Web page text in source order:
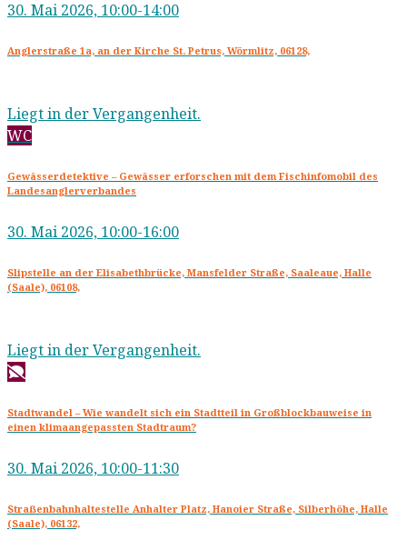
30. Mai 2026, 10:00-14:00
Anglerstraße 1a, an der Kirche St. Petrus, Wörmlitz, 06128,
Liegt in der Vergangenheit.
WC
Gewässerdetektive – Gewässer erforschen mit dem Fischinfomobil des
Landesanglerverbandes
30. Mai 2026, 10:00-16:00
Slipstelle an der Elisabethbrücke, Mansfelder Straße, Saaleaue, Halle
(Saale), 06108,
Liegt in der Vergangenheit.
Stadtwandel – Wie wandelt sich ein Stadtteil in Großblockbauweise in
einen klimaangepassten Stadtraum?
30. Mai 2026, 10:00-11:30
Straẞenbahnhaltestelle Anhalter Platz, Hanoier Straße, Silberhöhe, Halle
(Saale), 06132,